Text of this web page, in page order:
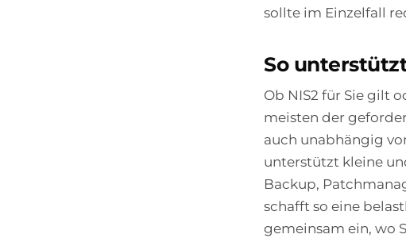
sollte im Einzelfall
So
Ob NIS2 für Sie gilt
meisten der
auch unabhängig
unterstützt kleine
Backup,
schafft so eine
gemeinsam ein, wo